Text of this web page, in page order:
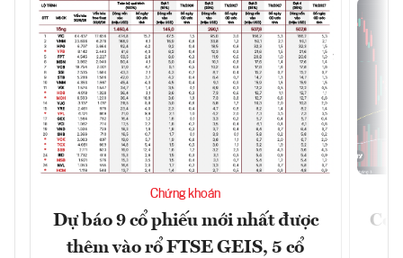
Chứng khoán
Dự báo 9 cổ phiếu mới nhất được
thêm vào rổ FTSE GEIS, 5 cổ
Có